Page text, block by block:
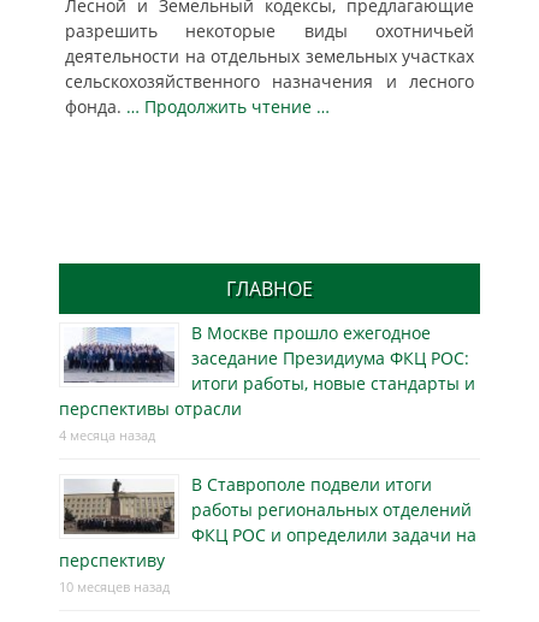
Лесной и Земельный кодексы, предлагающие
разрешить некоторые виды охотничьей
деятельности на отдельных земельных участках
сельскохозяйственного назначения и лесного
фонда. … Продолжить чтение …
ГЛАВНОЕ
В Москве прошло ежегодное
заседание Президиума ФКЦ РОС:
итоги работы, новые стандарты и
перспективы отрасли
4 месяца назад
В Ставрополе подвели итоги
работы региональных отделений
ФКЦ РОС и определили задачи на
перспективу
10 месяцев назад